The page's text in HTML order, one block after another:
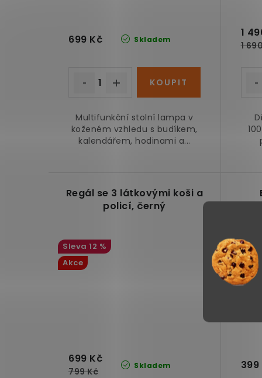
Skladem
699 Kč
Multifunkční stolní lampa v
koženém vzhledu s budíkem,
kalendářem, hodinami a...
1
1
Regál se 3 látkovými koši a
policí, černý
12 %
Akce
Skladem
699 Kč
799 Kč
✅
399